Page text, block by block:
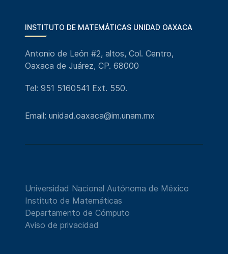
INSTITUTO DE MATEMÁTICAS UNIDAD OAXACA
Antonio de León #2, altos, Col. Centro,
Oaxaca de Juárez, CP. 68000
Tel: 951 5160541 Ext. 550.
Email: unidad.oaxaca@im.unam.mx
Universidad Nacional Autónoma de México
Instituto de Matemáticas
Departamento de Cómputo
Aviso de privacidad